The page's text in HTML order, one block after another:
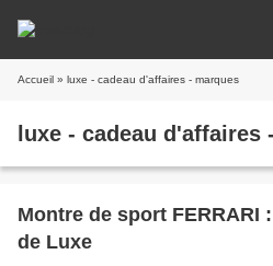
Accueil » luxe - cadeau d'affaires - marques
luxe - cadeau d'affaires
Montre de sport FERRARI
de Luxe